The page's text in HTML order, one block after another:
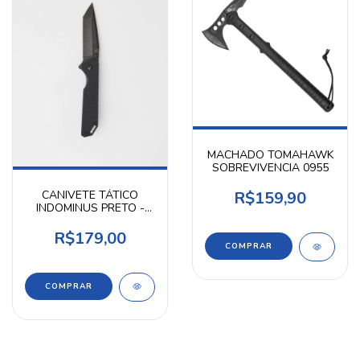
CANIVETE TÁTICO
INDOMINUS PRETO -
R$179,00
MACHADO TOMAHAWK
SOBREVIVENCIA 0955
R$159,90